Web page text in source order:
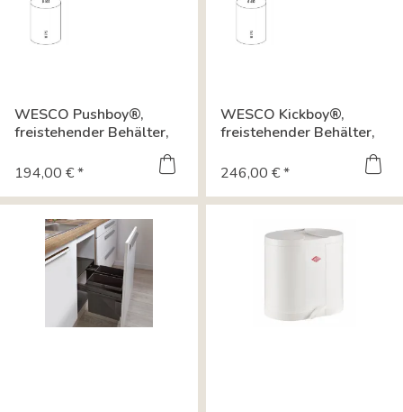
WESCO Pushboy®,
freistehender Behälter,
194,00 € *
WESCO Kickboy®,
freistehender Behälter,
246,00 € *